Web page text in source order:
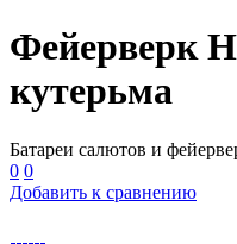
Фейерверк
кутерьма
Батареи салютов и
0 0
Добавить к сравнению